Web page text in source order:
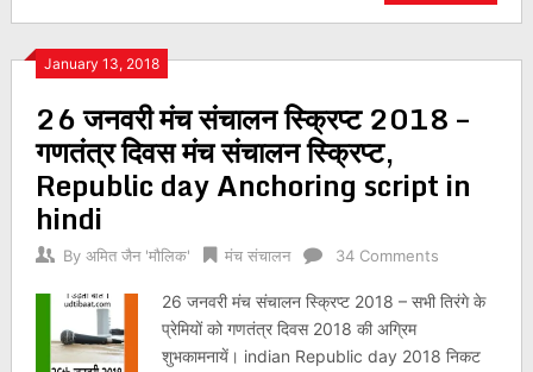
January 13, 2018
26 जनवरी मंच संचालन स्क्रिप्ट 2018 –
गणतंत्र दिवस मंच संचालन स्क्रिप्ट,
Republic day Anchoring script in
hindi
By अमित जैन 'मौलिक' मंच संचालन 34 Comments
26 जनवरी मंच संचालन स्क्रिप्ट 2018 – सभी तिरंगे के
प्रेमियों को गणतंत्र दिवस 2018 की अग्रिम
शुभकामनायें। indian Republic day 2018 निकट